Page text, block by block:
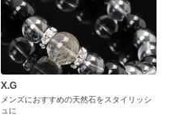
X.G
メンズにおすすめの天然石をスタイリッシ
ュに